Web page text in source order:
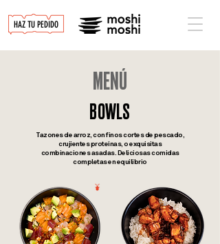
HAZ TU PEDIDO
MENÚ
BOWLS
Tazones de arroz, con finos cortes de pescado,
crujientes proteínas, o exquisitas
combinaciones asadas. Deliciosas comidas
completas en equilibrio